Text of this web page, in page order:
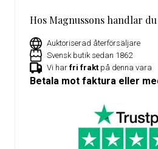
Hos Magnussons handlar
Auktoriserad återförsäljare
Svensk butik sedan 1862
Vi har fri frakt på denna vara
Betala mot faktura eller